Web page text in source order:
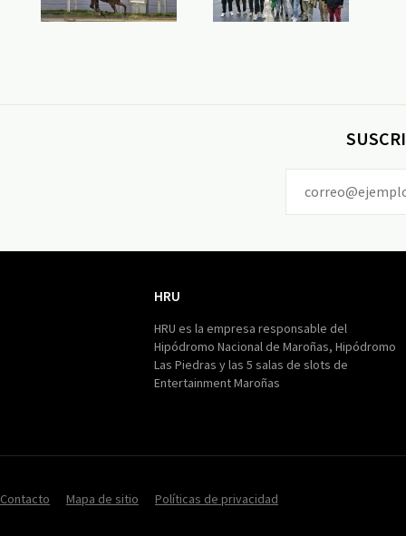
HRU
HRU es la empresa responsable del
Hipódromo Nacional de Maroñas, Hipódromo
Las Piedras y las 5 salas de slots de
Entertainment Maroñas
Contacto Mapa de sitio Políticas de privacidad